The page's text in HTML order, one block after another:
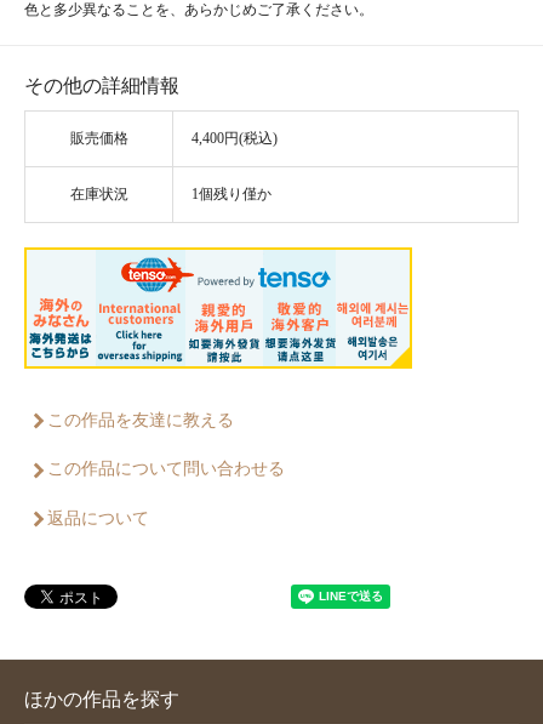
色と多少異なることを、あらかじめご了承ください。
その他の詳細情報
販売価格 4,400円(税込)
在庫状況 1個残り僅か
この作品を友達に教える
この作品について問い合わせる
返品について
ほかの作品を探す